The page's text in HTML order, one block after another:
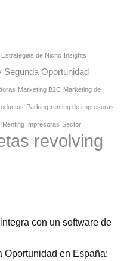
Estrategias de Nicho Insights
Segunda Oportunidad
Marketing B2C Marketing de
Parking renting de impresoras
Renting Impresoras Sector
revolving
con un software de
Oportunidad en España: